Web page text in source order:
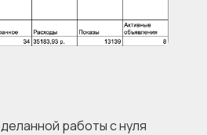
работы с нуля